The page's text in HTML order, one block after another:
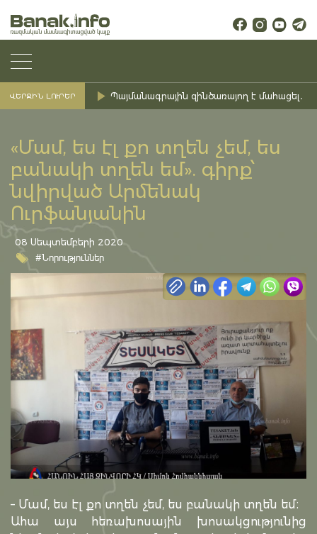
ՎԵՐՋԻՆ ԼՈՒՐԵՐ Պայմանագրային զինծառայող է մահացել․
«Մամ, ես էլ քո տղեն չեմ, ես
բանակի տղեն եմ». գիրք՝
նվիրված Արմենակ
Ուրֆանյանին
08 Սեպտեմբերի 2020
#Նորություններ
– Մամ, ես էլ քո տղեն չեմ, ես բանակի տղեն եմ։
Ահա այս հեռախոսային խոսակցությունից